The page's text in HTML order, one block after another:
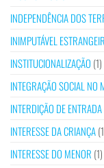
INDEPENDÊNCIA DOS
INIMPUTÁVEL
INSTITUCIONALIZAÇÃO (1)
INTEGRAÇÃO SOCIAL NO
INTERDIÇÃO DE ENTRADA
INTERESSE DA CRIANÇA
INTERESSE DO MENOR (1)